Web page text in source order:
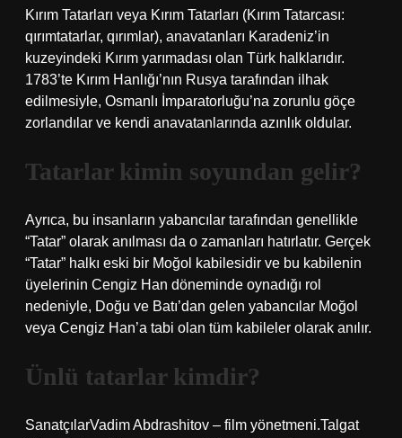
Kırım Tatarları veya Kırım Tatarları (Kırım Tatarcası:
qırımtatarlar, qırımlar), anavatanları Karadeniz’in
kuzeyindeki Kırım yarımadası olan Türk halklarıdır.
1783’te Kırım Hanlığı’nın Rusya tarafından ilhak
edilmesiyle, Osmanlı İmparatorluğu’na zorunlu göçe
zorlandılar ve kendi anavatanlarında azınlık oldular.
Tatarlar kimin soyundan gelir?
Ayrıca, bu insanların yabancılar tarafından genellikle
“Tatar” olarak anılması da o zamanları hatırlatır. Gerçek
“Tatar” halkı eski bir Moğol kabilesidir ve bu kabilenin
üyelerinin Cengiz Han döneminde oynadığı rol
nedeniyle, Doğu ve Batı’dan gelen yabancılar Moğol
veya Cengiz Han’a tabi olan tüm kabileler olarak anılır.
Ünlü tatarlar kimdir?
SanatçılarVadim Abdrashitov – film yönetmeni.Talgat